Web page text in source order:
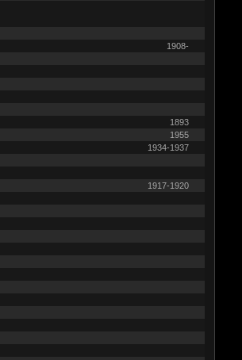
1908-
1893
1955
1934-1937
1917-1920